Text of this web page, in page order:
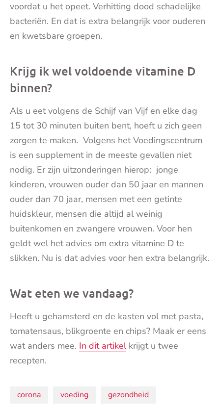
voordat u het opeet. Verhitting dood schadelijke
bacteriën. En dat is extra belangrijk voor ouderen
en kwetsbare groepen.
Krijg ik wel voldoende vitamine D
binnen?
Als u eet volgens de Schijf van Vijf en elke dag
15 tot 30 minuten buiten bent, hoeft u zich geen
zorgen te maken. Volgens het Voedingscentrum
is een supplement in de meeste gevallen niet
nodig. Er zijn uitzonderingen hierop: jonge
kinderen, vrouwen ouder dan 50 jaar en mannen
ouder dan 70 jaar, mensen met een getinte
huidskleur, mensen die altijd al weinig
buitenkomen en zwangere vrouwen. Voor hen
geldt wel het advies om extra vitamine D te
slikken. Nu is dat advies voor hen extra belangrijk.
Wat eten we vandaag?
Heeft u gehamsterd en de kasten vol met pasta,
tomatensaus, blikgroente en chips? Maak er eens
wat anders mee. In dit artikelkrijgt u twee
recepten.
Onderwerpen:
corona voeding gezondheid